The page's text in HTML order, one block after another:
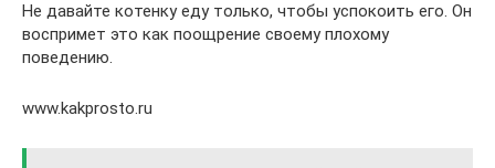
Не давайте котенку еду только, чтобы успокоить его. Он
воспримет это как поощрение своему плохому
поведению.
www.kakprosto.ru